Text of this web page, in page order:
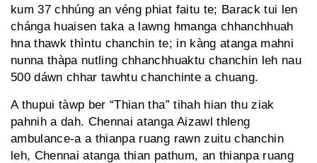
kum 37 chhúng an véng phiat faitu te; Barack tui len
chánga huaisen taka a lawng hmanga chhanchhuah
hna thawk thìntu chanchin te; in kàng atanga mahni
nunna thàpa nutling chhanchhuaktu chanchin leh nau
500 dáwn chhar tawhtu chanchinte a chuang.
A thupui tàwp ber “Thian tha” tihah hian thu ziak
pahnih a dah. Chennai atanga Aizawl thleng
ambulance-a a thianpa ruang rawn zuitu chanchin
leh, Chennai atanga thian pathum, an thianpa ruang